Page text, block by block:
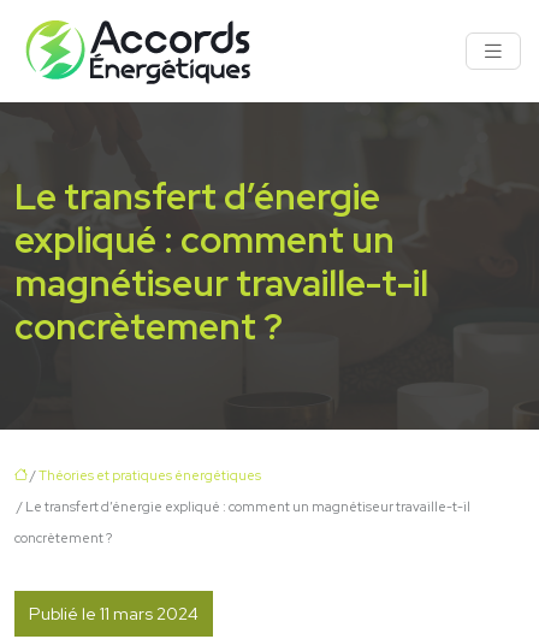
Le transfert d’énergie
expliqué : comment un
magnétiseur travaille-t-il
concrètement ?
/Théories et pratiques énergétiques
/ Le transfert d’énergie expliqué : comment un magnétiseur travaille-t-il
concrètement ?
Publié le 11 mars 2024